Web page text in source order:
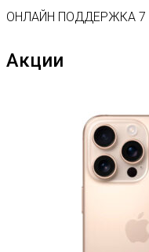
ОНЛАЙН ПОДДЕРЖКА 7
Акции